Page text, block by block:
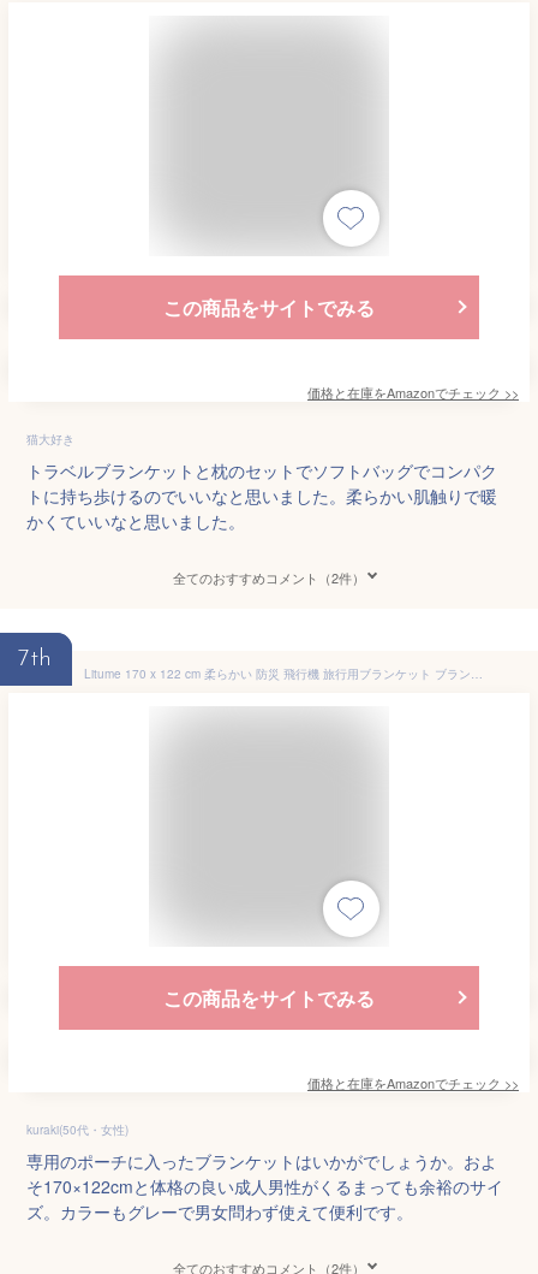
この商品をサイトでみる
価格と在庫をAmazonでチェック >>
猫大好き
トラベルブランケットと枕のセットでソフトバッグでコンパク
トに持ち歩けるのでいいなと思いました。柔らかい肌触りで暖
かくていいなと思いました。
全てのおすすめコメント（2件）
7th
Litume 170 x 122 cm 柔らかい 防災 飛行機 旅行用ブランケット ブランケット 折り畳みデザインと専用収納ポーチ付き 電車、キャンプ、バックパッキングと旅行に最適 台湾製
この商品をサイトでみる
価格と在庫をAmazonでチェック >>
kuraki(50代・女性)
専用のポーチに入ったブランケットはいかがでしょうか。およ
そ170×122cmと体格の良い成人男性がくるまっても余裕のサイ
ズ。カラーもグレーで男女問わず使えて便利です。
全てのおすすめコメント（2件）